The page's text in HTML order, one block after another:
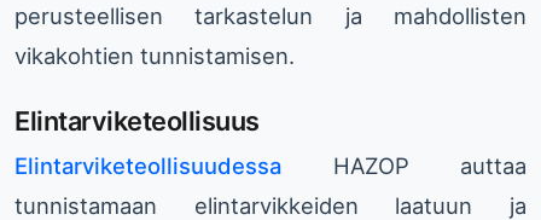
perusteellisen tarkastelun ja mahdollisten
vikakohtien tunnistamisen.
Elintarviketeollisuus
Elintarviketeollisuudessa HAZOP auttaa
tunnistamaan elintarvikkeiden laatuun ja